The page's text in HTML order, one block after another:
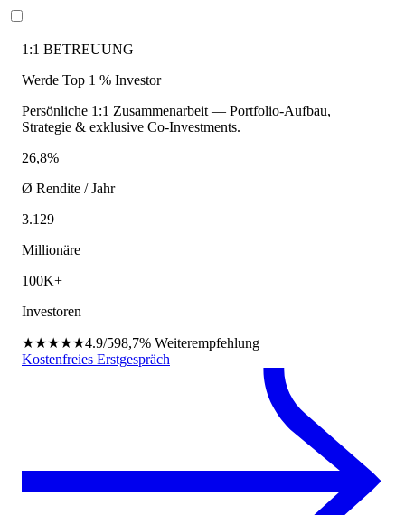
1:1 BETREUUNG
Werde Top 1 % Investor
Persönliche 1:1 Zusammenarbeit — Portfolio-Aufbau,
Strategie & exklusive Co-Investments.
26,8%
Ø Rendite / Jahr
3.129
Millionäre
100K+
Investoren
★★★★★4.9/598,7% Weiterempfehlung
Kostenfreies Erstgespräch